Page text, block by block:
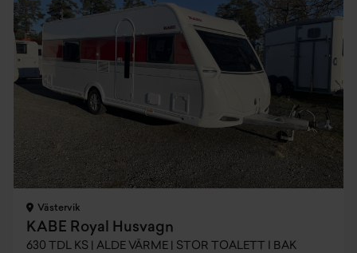
Västervik
KABE Royal Husvagn
630 TDL KS | ALDE VÄRME | STOR TOALETT I BAK